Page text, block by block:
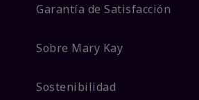
Garantía de Satisfacción
Sobre Mary Kay
Sostenibilidad